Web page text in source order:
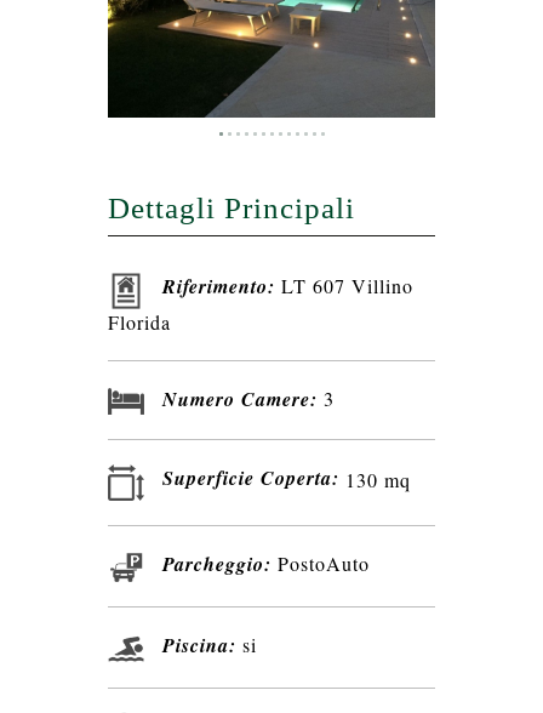
Dettagli Principali
Riferimento: LT 607 Villino
Florida
Numero Camere: 3
Superficie Coperta: 130 mq
Parcheggio: PostoAuto
Piscina: si